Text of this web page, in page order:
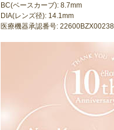
BC(ベースカーブ): 8.7mm
DIA(レンズ径): 14.1mm
医療機器承認番号: